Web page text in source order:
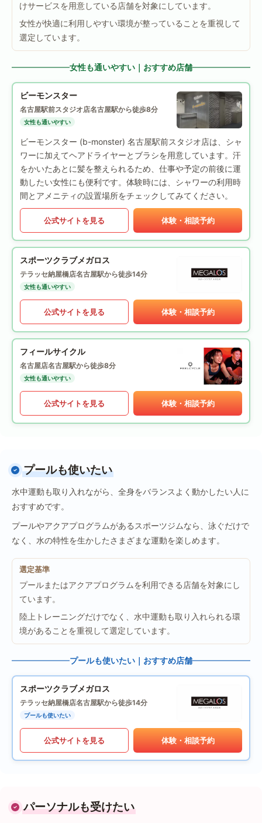
けサービスを用意している店舗を対象にしています。
女性が快適に利用しやすい環境が整っていることを重視して
選定しています。
女性も通いやすい｜おすすめ店舗
ビーモンスター
名古屋駅前スタジオ店名古屋駅から徒歩8分
女性も通いやすい
ビーモンスター (b-monster) 名古屋駅前スタジオ店は、シャ
ワーに加えてヘアドライヤーとブラシを用意しています。汗
をかいたあとに髪を整えられるため、仕事や予定の前後に運
動したい女性にも便利です。体験時には、シャワーの利用時
間とアメニティの設置場所をチェックしてみてください。
公式サイトを見る 体験・相談予約
スポーツクラブメガロス
テラッセ納屋橋店名古屋駅から徒歩14分
女性も通いやすい
公式サイトを見る 体験・相談予約
フィールサイクル
名古屋店名古屋駅から徒歩8分
女性も通いやすい
公式サイトを見る 体験・相談予約
プールも使いたい
水中運動も取り入れながら、全身をバランスよく動かしたい人に
おすすめです。
プールやアクアプログラムがあるスポーツジムなら、泳ぐだけで
なく、水の特性を生かしたさまざまな運動を楽しめます。
選定基準
プールまたはアクアプログラムを利用できる店舗を対象にし
ています。
陸上トレーニングだけでなく、水中運動も取り入れられる環
境があることを重視して選定しています。
プールも使いたい｜おすすめ店舗
スポーツクラブメガロス
テラッセ納屋橋店名古屋駅から徒歩14分
プールも使いたい
公式サイトを見る 体験・相談予約
パーソナルも受けたい